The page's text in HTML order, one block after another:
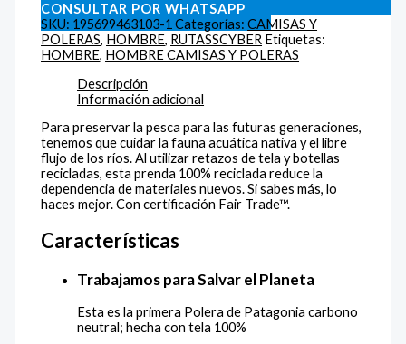
CONSULTAR POR WHATSAPP
SKU: 195699463103-1 Categorías:CAMISAS Y
POLERAS, HOMBRE, RUTASSCYBER Etiquetas:
HOMBRE, HOMBRE CAMISAS Y POLERAS
Descripción
Información adicional
Para preservar la pesca para las futuras generaciones,
tenemos que cuidar la fauna acuática nativa y el libre
flujo de los ríos. Al utilizar retazos de tela y botellas
recicladas, esta prenda 100% reciclada reduce la
dependencia de materiales nuevos. Si sabes más, lo
haces mejor. Con certificación Fair Trade™.
Características
Trabajamos para Salvar el Planeta
Esta es la primera Polera de Patagonia carbono
neutral; hecha con tela 100%